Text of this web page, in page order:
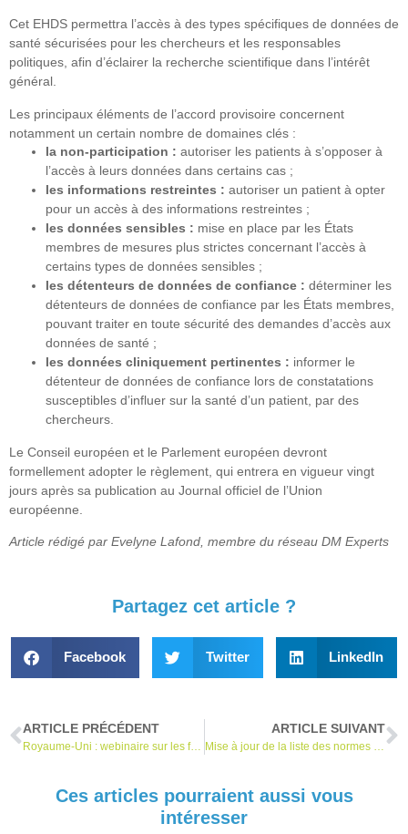
Cet EHDS permettra l’accès à des types spécifiques de données de
santé sécurisées pour les chercheurs et les responsables
politiques, afin d’éclairer la recherche scientifique dans l’intérêt
général.
Les principaux éléments de l’accord provisoire concernent
notamment un certain nombre de domaines clés :
la non-participation : autoriser les patients à s’opposer à
l’accès à leurs données dans certains cas ;
les informations restreintes : autoriser un patient à opter
pour un accès à des informations restreintes ;
les données sensibles : mise en place par les États
membres de mesures plus strictes concernant l’accès à
certains types de données sensibles ;
les détenteurs de données de confiance : déterminer les
détenteurs de données de confiance par les États membres,
pouvant traiter en toute sécurité des demandes d’accès aux
données de santé ;
les données cliniquement pertinentes : informer le
détenteur de données de confiance lors de constatations
susceptibles d’influer sur la santé d’un patient, par des
chercheurs.
Le Conseil européen et le Parlement européen devront
formellement adopter le règlement, qui entrera en vigueur vingt
jours après sa publication au Journal officiel de l’Union
européenne.
Article rédigé par Evelyne Lafond, membre du réseau DM Experts
Partagez cet article ?
Facebook Twitter LinkedIn
ARTICLE PRÉCÉDENT
Royaume-Uni : webinaire sur les futures réglementations DM
ARTICLE SUIVANT
Ces articles pourraient aussi vous
intéresser